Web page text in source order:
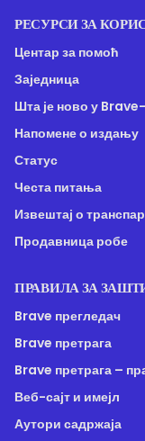
РЕСУРСИ ЗА
Центар за помоћ
Заједница
Шта је ново у
Напомене о издању
Статус
Честа питања
Извештај о
Продавница робе
ПРАВИЛА ЗА
Brave прегледач
Brave претрага
Brave претрага –
Веб-сајт и имејл
Аутори садржаја